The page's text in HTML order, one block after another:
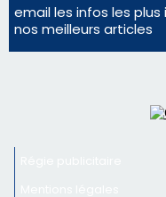
email les infos les
nos meilleurs articles